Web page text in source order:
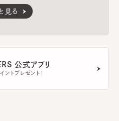
見る
公式アプリ
トプレゼント！